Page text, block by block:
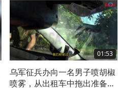
01:53
乌军征兵办向一名男子喷胡椒
喷雾，从出租车中拖出准备送